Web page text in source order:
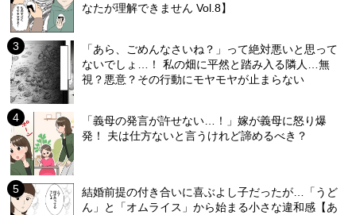
なたが理解できません Vol.8】
「あら、ごめんなさいね？」って絶対悪いと思って
ないでしょ…！ 私の畑に平然と踏み入る隣人…無
視？悪意？その行動にモヤモヤが止まらない
「義母の発言が許せない…！」嫁が義母に怒り爆
発！ 夫は仕方ないと言うけれど諦めるべき？
結婚前提の付き合いに喜ぶよし子だったが…「うど
ん」と「オムライス」から始まる小さな違和感【あ